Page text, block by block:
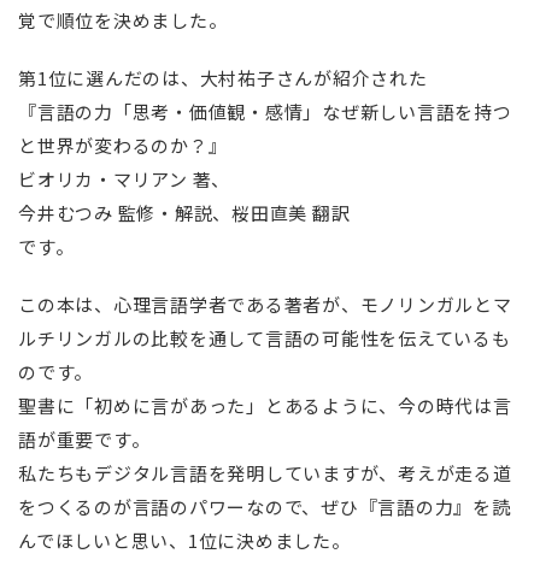
覚で順位を決めました。
第1位に選んだのは、大村祐子さんが紹介された
『言語の力「思考・価値観・感情」なぜ新しい言語を持つ
と世界が変わるのか？』
ビオリカ・マリアン 著、
今井むつみ 監修・解説、桜田直美 翻訳
です。
この本は、心理言語学者である著者が、モノリンガルとマ
ルチリンガルの比較を通して言語の可能性を伝えているも
のです。
聖書に「初めに言があった」とあるように、今の時代は言
語が重要です。
私たちもデジタル言語を発明していますが、考えが走る道
をつくるのが言語のパワーなので、ぜひ『言語の力』を読
んでほしいと思い、1位に決めました。